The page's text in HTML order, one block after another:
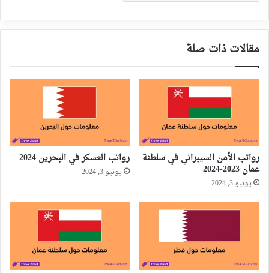
مقالات ذات صلة
رواتب الأمن السيبراني في سلطنة
عمان 2023-2024
يونيو 3, 2024
رواتب العسكر في البحرين 2024
يونيو 3, 2024